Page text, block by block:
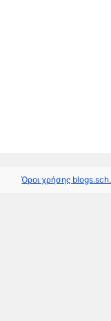
Όροι χρήσης